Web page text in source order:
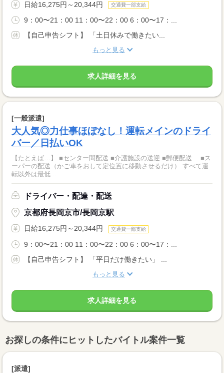
日給16,275円～20,344円 交通費一部支給
9：00〜21：00 11：00〜22：00 6：00〜17：...
【自己申告シフト】 「土日休みで働きたい...
もっと見る
求人詳細を見る
[一般派遣]
大人気◎力仕事ほぼなし！運転メインのドライ
バー／日払いOK
【たとえば…】 ■センター間配送 ■介護施設の送迎 ■郵便配送 ■ス
ーパーの配送（かご車をおして定位置に移動させるだけ） すべて運
転以外は最低...
ドライバー・配達・配送
京都府長岡京市/長岡京駅
日給16,275円～20,344円 交通費一部支給
9：00〜21：00 11：00〜22：00 6：00〜17：...
【自己申告シフト】 「平日だけ働きたい」 ...
もっと見る
求人詳細を見る
お探しの条件にヒットしたバイトル案件一覧
[派遣]